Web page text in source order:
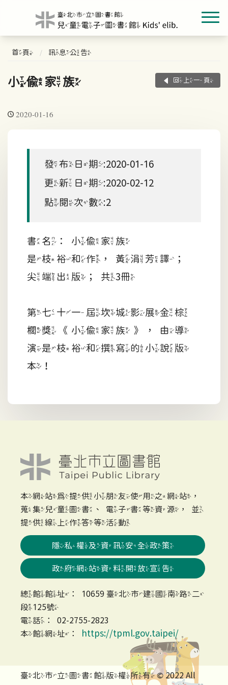
首頁 訊息公告
小偷家族 回上一頁
2020-01-16
發布日期:2020-01-16
更新日期:2020-02-12
點閱次數:2
書名：小偷家族
是枝裕和作，黃涓芳譯；
尖端出版；共3冊
第七十一屆坎城影展金棕
櫚獎《小偷家族》，由導
演是枝裕和撰寫的小說版
本！
本網站為提供小朋友使用之網站，
蒐集兒童圖書、電子書等資源，並
提供線上作答等活動
隱私權及資訊安全政策
政府網站資料開放宣告
總館館址：10659 臺北市建國南路二
段125號
電話：02-2755-2823
本館網址：
https://tpml.gov.taipei/
臺北市立圖書館版權所有 © 2022 All